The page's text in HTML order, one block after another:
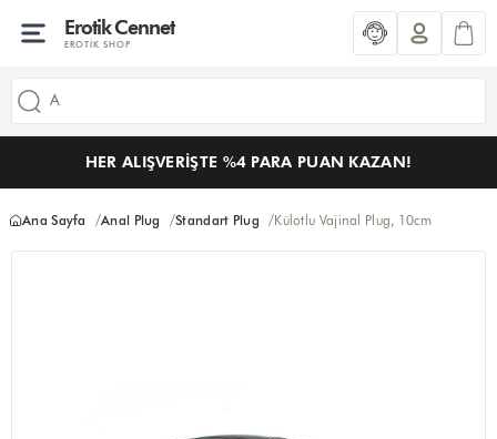
Erotik Cennet
EROTIK SHOP
HER ALIŞVERIŞTE %4 PARA PUAN KAZAN!
Ana Sayfa Anal Plug Standart Plug Külotlu Vajinal Plug, 10cm